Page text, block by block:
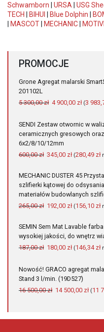
Schwamborn
URSA USG
TECH
BIHUI Blue Dolphin
MASCOT MECHANIC
PROMOCJE
Grone Agregat malarski
201102L
5 300,00zł Pierwotna
wynosiła:
300,00 zł.
4 900,00 zł
wynosi:
900,00
(3
SENDI Zestaw otwornic w
ceramicznych gresowych
6x2/8/10/12mm
600,00zł Pierwotna
wynosiła:
600,00 zł.
345,00 złAktualna
wynosi:
345,00 zł.
(280,49 zł
MECHANIC DUSTER 45
szlifierki kątowej do
materiałów budowlanych
265,00zł Pierwotna
wynosiła:
265,00 zł.
192,00 złAktualna
wynosi:
192,00 zł.
(156,10 zł
SEMIN Sem Mat Lavable
wysokiej jakości, do wnętrz
187,00zł Pierwotna
wynosiła:
187,00 zł.
180,00 złAktualna
wynosi:
180,00 zł.
(146,34 zł
Nowość! GRACO agregat
Stand 3 l/min. (19D527)
16 500,00zł Pierwotna
16
14 500,00 zł
14
(11